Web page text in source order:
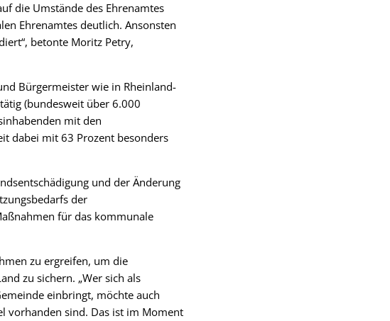
die Umstände des Ehrenamtes
Ehrenamtes deutlich. Ansonsten
betonte Moritz Petry,
Bürgermeister wie in Rheinland-
(bundesweit über 6.000
mit den
dabei mit 63 Prozent besonders
und der Änderung
der
für das kommunale
zu ergreifen, um die
zu sichern. „Wer sich als
einbringt, möchte auch
vorhanden sind. Das ist im Moment